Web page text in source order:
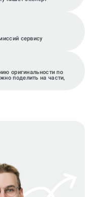
сервису
оригинальности по
поделить на части,